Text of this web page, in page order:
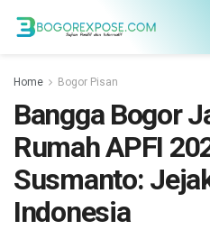
Home Bogor Pisan
Bangga Bogor
Rumah APFI
Susmanto:
Indonesia